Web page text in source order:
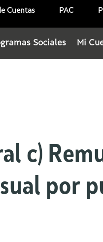
Cuentas PAC
Sociales Mi
c)
por